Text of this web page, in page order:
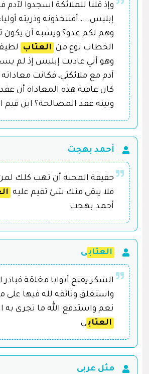
وإذ قلنا للملائكة اسجدوا لآدم
إبليس...، أفتتخذونه وذريته
وهم لكم عدو؟ ويشبه أن يكون
الخطاب نوع من العتاب
وهو أني عاديت إبليس إذ لم
آدم مع ملائكتي، فكانت معاداته
كان عاقبة هذه المعاداة أن
وبينه عقد المصالحة؟ ابن قيم
أحمد بهجت
حقيقة المحبة أن تهب كلك
فلا يبقى منك شئ تقيم عليه
أحمد بهجت
العتاب ى
الشكر يفتح أبوابا مغلقة فبادر
واستغلق وثائقه لله فيها على
نعم واستدفع الله ما تجرى به
العتاب ى
مثل عربى